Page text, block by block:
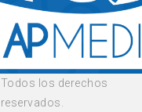
Todos los derechos
reservados.